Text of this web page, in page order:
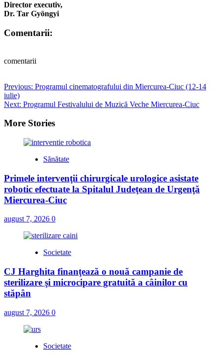
Director executiv,
Dr. Tar Gyöngyi
Comentarii:
comentarii
Post
navigation
Previous: Programul cinematografului din Miercurea-Ciuc (12-14
iulie)
Next: Programul Festivalului de Muzică Veche Miercurea-Ciuc
More Stories
Sănătate
Primele intervenţii chirurgicale urologice asistate
robotic efectuate la Spitalul Judeţean de Urgenţă
Miercurea-Ciuc
august 7, 2026 0
Societate
CJ Harghita finanţează o nouă campanie de
sterilizare şi microcipare gratuită a câinilor cu
stăpân
august 7, 2026 0
Societate